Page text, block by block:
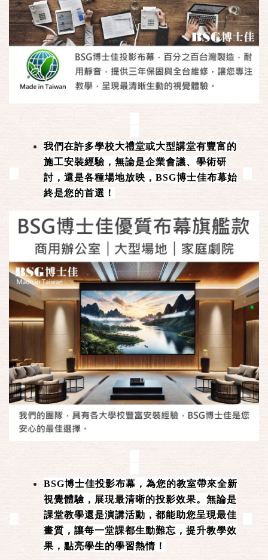
我們在許多學校大禮堂或大型講堂有豐富的
施工安裝經驗，無論是企業會議、學術研
討，還是各種場地放映，BSG博士佳布幕始
終是您的首選！
BSG博士佳投影布幕，為您的教室帶來全新
視覺體驗，展現最清晰的投影效果。無論是
課堂教學還是演講活動，都能助您呈現最佳
畫質，讓每一堂課都生動難忘，提升教學效
果，點亮學生的學習熱情！